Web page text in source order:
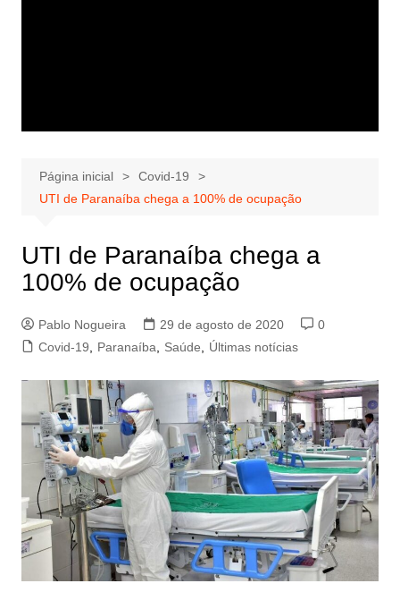
Página inicial
Covid-19
UTI de Paranaíba chega a 100% de ocupação
UTI de Paranaíba chega a
100% de ocupação
Pablo Nogueira 29 de agosto de 2020
0
Covid-19
Paranaíba Saúde Últimas notícias